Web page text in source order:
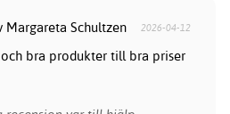
Margareta Schultzen 2026-04-12
bra produkter till bra priser